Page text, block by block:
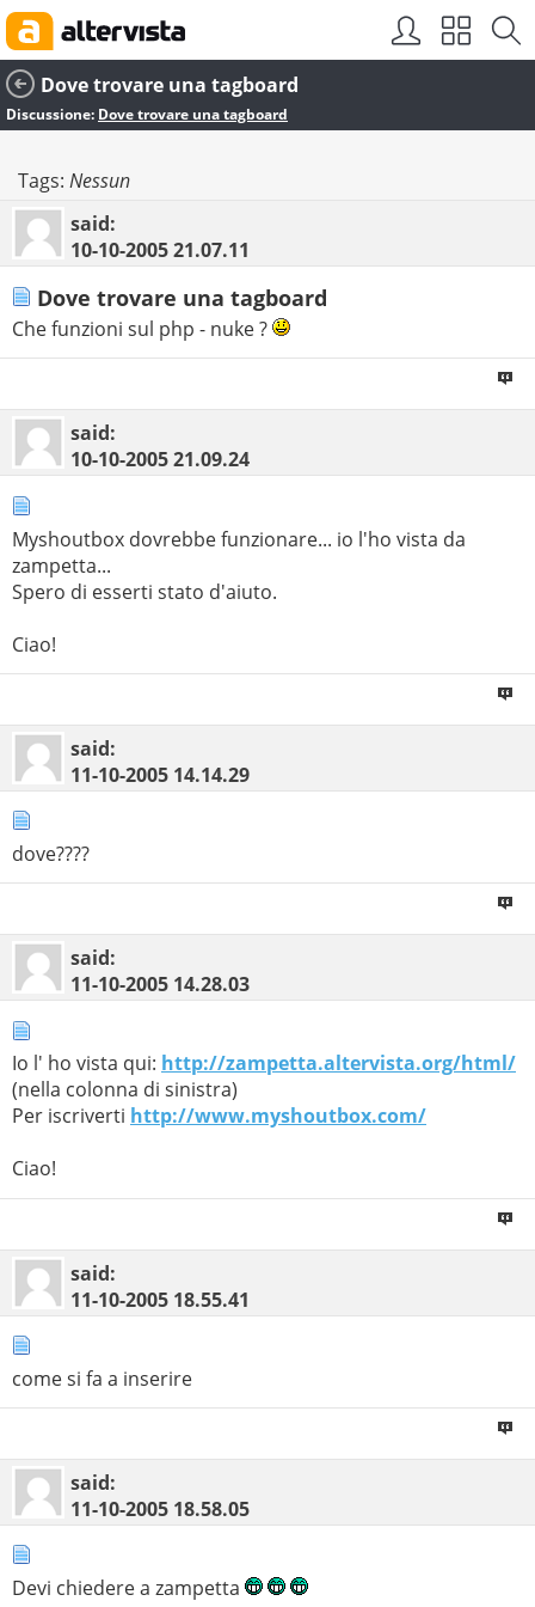
Dove trovare una tagboard
Discussione: Dove trovare una tagboard
Tags: Nessun
said:
10-10-200521.07.11
Dove trovare una tagboard
Che funzioni sul php - nuke ?
said:
10-10-200521.09.24
Myshoutbox dovrebbe funzionare... io l'ho vista da
zampetta...
Spero di esserti stato d'aiuto.
Ciao!
said:
11-10-2005 14.14.29
dove????
said:
11-10-2005 14.28.03
Io l' ho vista qui: http://zampetta.altervista.org/html/
(nella colonna di sinistra)
Per iscriverti http://www.myshoutbox.com/
Ciao!
said:
11-10-2005 18.55.41
come si fa a inserire
said:
11-10-2005 18.58.05
Devi chiedere a zampetta